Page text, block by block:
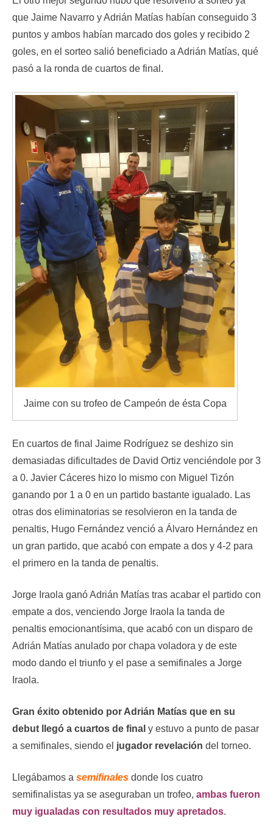
que Jaime Navarro y Adrián Matías habían conseguido 3
puntos y ambos habían marcado dos goles y recibido 2
goles, en el sorteo salió beneficiado a Adrián Matías, qué
pasó a la ronda de cuartos de final.
Jaime con su trofeo de Campeón de ésta Copa
En cuartos de final Jaime Rodríguez se deshizo sin
demasiadas dificultades de David Ortiz venciéndole por 3
a 0. Javier Cáceres hizo lo mismo con Miguel Tizón
ganando por 1 a 0 en un partido bastante igualado. Las
otras dos eliminatorias se resolvieron en la tanda de
penaltis, Hugo Fernández venció a Álvaro Hernández en
un gran partido, que acabó con empate a dos y 4-2 para
el primero en la tanda de penaltis.
Jorge Iraola ganó Adrián Matías tras acabar el partido con
empate a dos, venciendo Jorge Iraola la tanda de
penaltis emocionantísima, que acabó con un disparo de
Adrián Matías anulado por chapa voladora y de este
modo dando el triunfo y el pase a semifinales a Jorge
Iraola.
Gran éxito obtenido por Adrián Matías que en su
debut llegó a cuartos de final y estuvo a punto de pasar
a semifinales, siendo el jugador revelación del torneo.
Llegábamos a semifinales donde los cuatro
semifinalistas ya se aseguraban un trofeo, ambas fueron
muy igualadas con resultados muy apretados.